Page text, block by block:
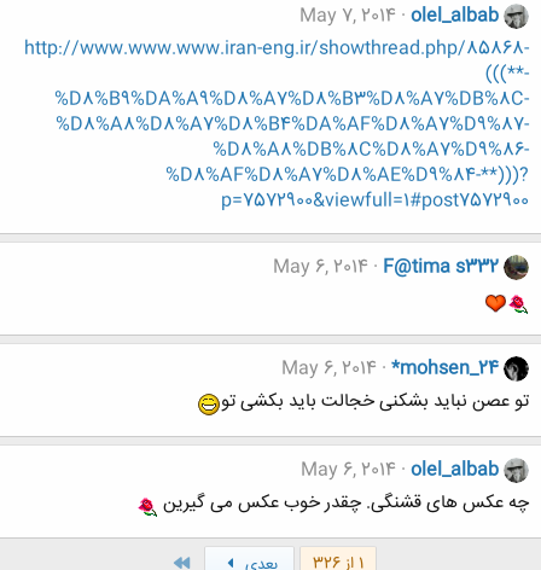
olel_albab
May 7, 2014
http://www.www.www.iran-eng.ir/showthread.php/85868-
(((**-
%D8%B9%DA%A9%D8%A7%D8%B3%D8%A7%DB%8C-
%D8%A8%D8%A7%D8%B4%DA%AF%D8%A7%D9%87-
%D8%A8%DB%8C%D8%A7%D9%86-
%D8%AF%D8%A7%D8%AE%D9%84-**)))?
p=7572900&viewfull=1#post7572900
F@tima s332
May 6, 2014
*mohsen_24
May 6, 2014
تو عصن نباید بشکنی خجالت باید بکشی تو
olel_albab
May 6, 2014
چه عکس های قشنگی. چقدر خوب عکس می گیرین
1 از 326